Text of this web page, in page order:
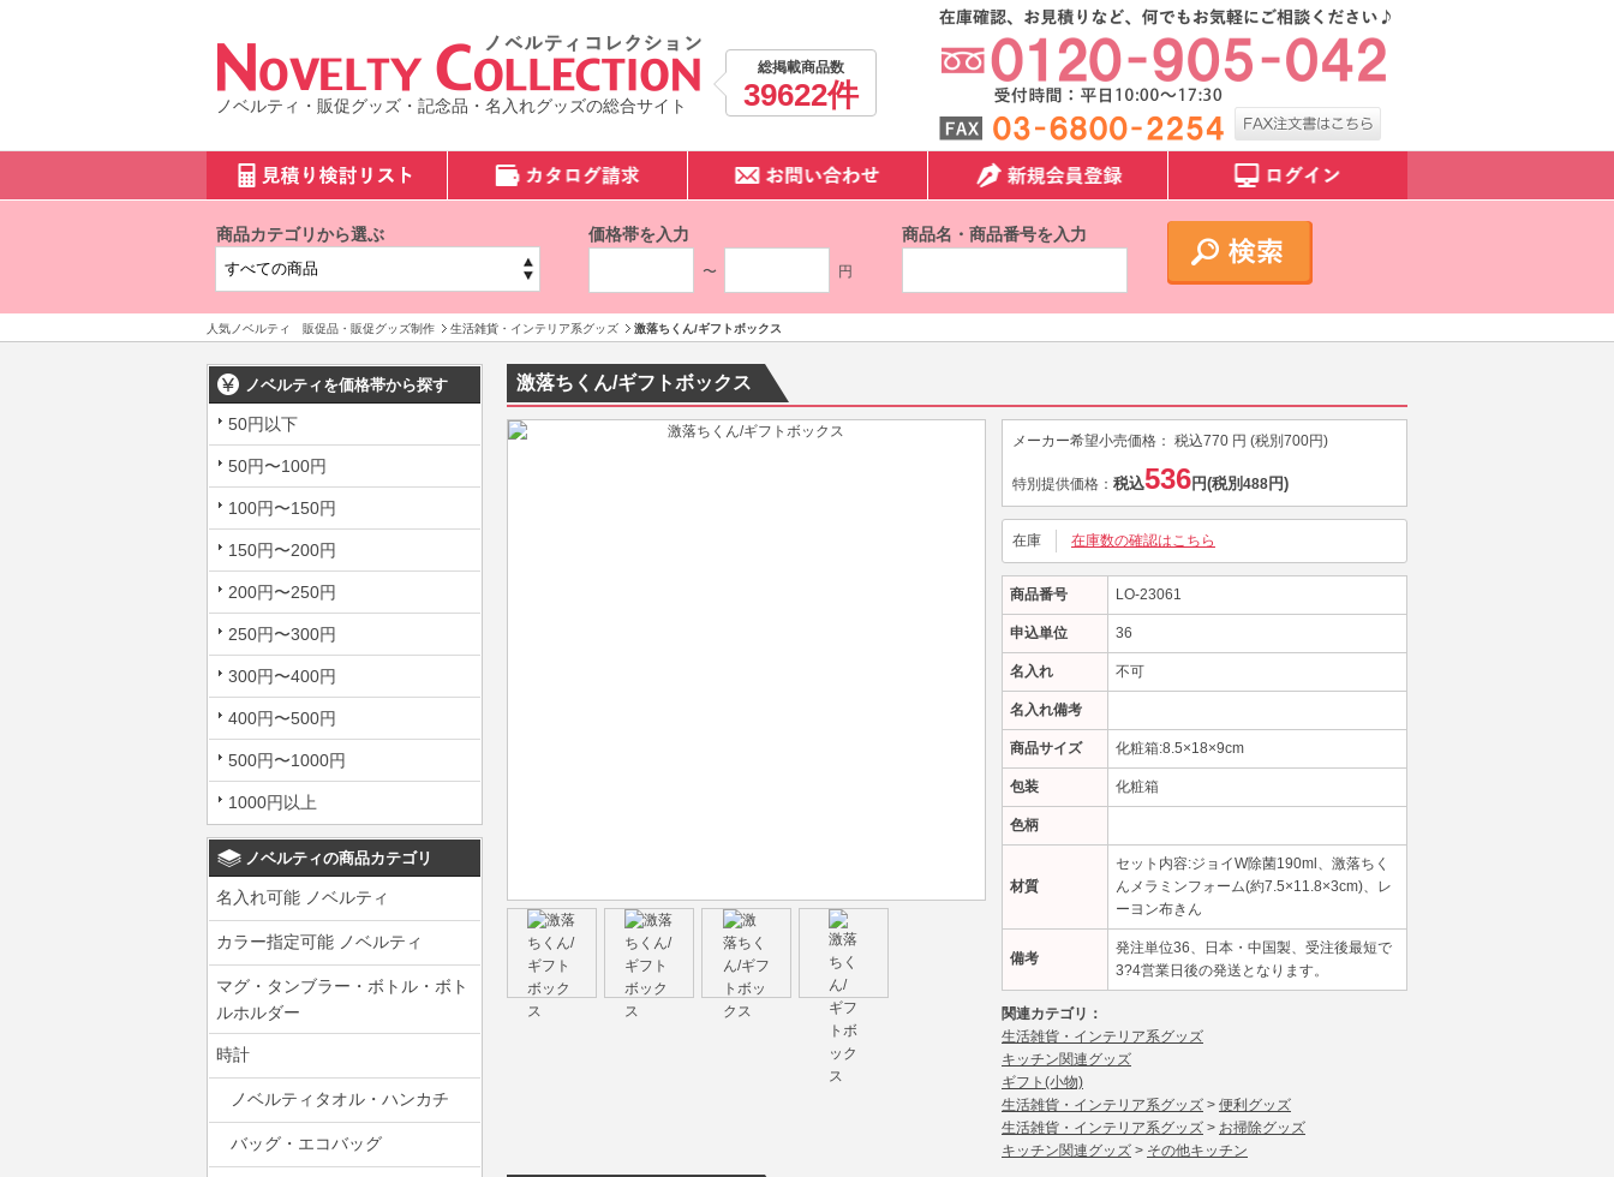
ノベルティ・販促グッズ・記念品・名入れグッズの総合サイト
総掲載商品数
39622件
商品カテゴリから選ぶ 価格帯を入力
〜 円
商品名・商品番号を入力
人気ノベルティ 販促品・販促グッズ制作 生活雑貨・インテリア系グッズ 激落ちくん/ギフトボックス
ノベルティを価格帯から探す
50円以下
50円〜100円
100円〜150円
150円〜200円
200円〜250円
250円〜300円
300円〜400円
400円〜500円
500円〜1000円
1000円以上
ノベルティの商品カテゴリ
名入れ可能 ノベルティ
カラー指定可能 ノベルティ
マグ・タンブラー・ボトル・ボト
ルホルダー
時計
ノベルティタオル・ハンカチ
バッグ・エコバッグ
激落ちくん/ギフトボックス
メーカー希望小売価格： 税込770 円 (税別 700円)
特別提供価格： 税込536円(税別 488円)
在庫 在庫数の確認はこちら
商品番号 LO-23061
申込単位 36
名入れ 不可
名入れ備考
商品サイズ 化粧箱:8.5×18×9cm
包装 化粧箱
色柄
材質
セット内容:ジョイW除菌190ml、激落ちく
んメラミンフォーム(約7.5×11.8×3cm)、レ
ーヨン布きん
備考
発注単位36、日本・中国製、受注後最短で
3?4営業日後の発送となります。
関連カテゴリ：
生活雑貨・インテリア系グッズ
キッチン関連グッズ
ギフト(小物)
生活雑貨・インテリア系グッズ > 便利グッズ
生活雑貨・インテリア系グッズ > お掃除グッズ
キッチン関連グッズ > その他キッチン